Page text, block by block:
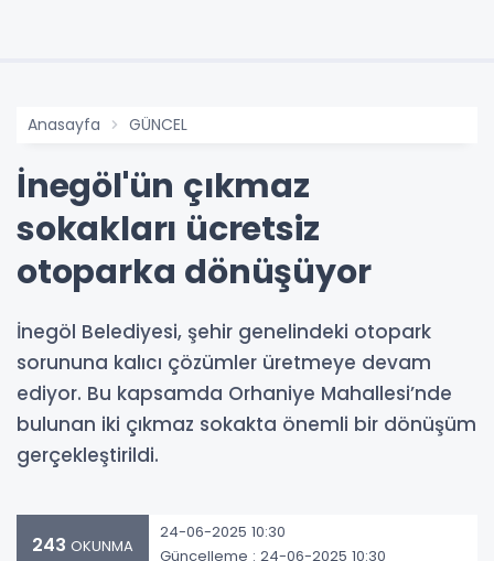
Anasayfa GÜNCEL
İnegöl'ün çıkmaz
sokakları ücretsiz
otoparka dönüşüyor
İnegöl Belediyesi, şehir genelindeki otopark
sorununa kalıcı çözümler üretmeye devam
ediyor. Bu kapsamda Orhaniye Mahallesi’nde
bulunan iki çıkmaz sokakta önemli bir dönüşüm
gerçekleştirildi.
243 OKUNMA
24-06-2025 10:30
Güncelleme : 24-06-2025 10:30